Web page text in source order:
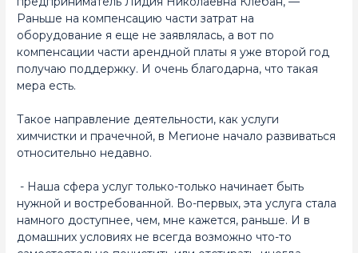
Раньше на компенсацию части затрат на
оборудование я еще не заявлялась, а вот по
компенсации части арендной платы я уже второй год
получаю поддержку. И очень благодарна, что такая
мера есть.
Такое направление деятельности, как услуги
химчистки и прачечной, в Мегионе начало развиваться
относительно недавно.
- Наша сфера услуг только-только начинает быть
нужной и востребованной. Во-первых, эта услуга стала
намного доступнее, чем, мне кажется, раньше. И в
домашних условиях не всегда возможно что-то